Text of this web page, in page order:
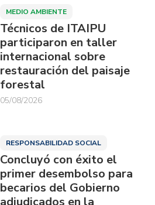
MEDIO AMBIENTE
Técnicos de ITAIPU
participaron en taller
internacional sobre
restauración del paisaje
forestal
05/08/2026
RESPONSABILIDAD SOCIAL
Concluyó con éxito el
primer desembolso para
becarios del Gobierno
adjudicados en la